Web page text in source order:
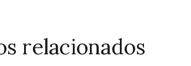
relacionados